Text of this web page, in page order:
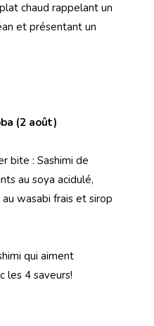
chaud rappelant un
et présentant un
(2 août)
bite : Sashimi de
au soya acidulé,
wasabi frais et sirop
qui aiment
les 4 saveurs!